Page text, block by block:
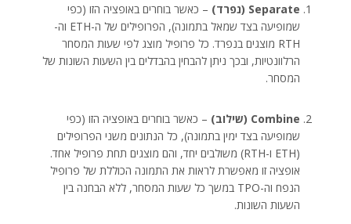
Separate (נפרד)
– כאשר בוחרים באופציה הזו (כפי
שמופיעה בצד שמאל בתמונה), הפרופילים של ה-ETH וה-
RTH מוצגים בנפרד. כל פרופיל מוצג לפי שעות המסחר
הרלוונטיות, ובכך ניתן להבחין בהבדלים בין השעות השונות של
המסחר.
Combine (שילוב)
– כאשר בוחרים באופציה הזו (כפי
שמופיעה בצד ימין בתמונה), כל הנתונים משני הפרופילים
(ETH ו-RTH) משולבים יחד, והם מוצגים תחת פרופיל אחד.
אופציה זו מאפשרת לראות את התמונה הכוללת של פרופיל
הנפח וה-TPO במשך כל שעות המסחר, ללא הבחנה בין
השעות השונות.